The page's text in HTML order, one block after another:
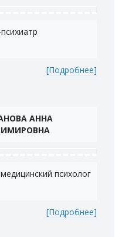
[Подробнее]
АННА
психолог
[Подробнее]